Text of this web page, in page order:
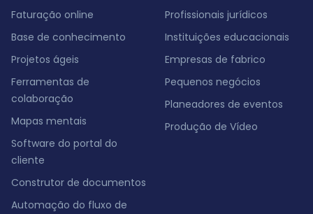
Faturação online
Base de conhecimento
Projetos ágeis
Ferramentas de
colaboração
Mapas mentais
Software do portal do
cliente
Construtor de documentos
Automação do fluxo de
Profissionais jurídicos
Instituições educacionais
Empresas de fabrico
Pequenos negócios
Planeadores de eventos
Produção de Vídeo